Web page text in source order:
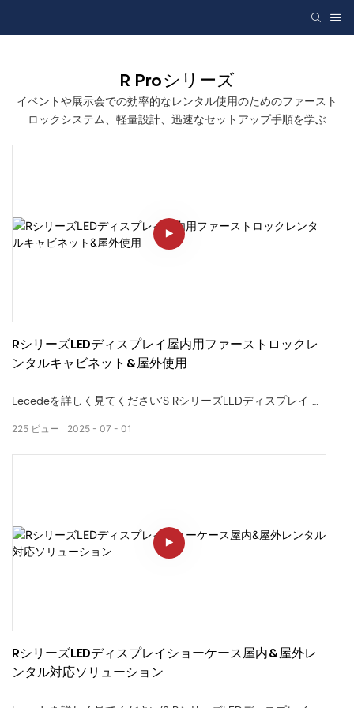
R Proシリーズ
イベントや展示会での効率的なレンタル使用のためのファースト
ロックシステム、軽量設計、迅速なセットアップ手順を学ぶ
RシリーズLEDディスプレイ屋内用ファーストロックレ
ンタルキャビネット&屋外使用
Lecedeを詳しく見てください’S RシリーズLEDディスプレイ —
タルディスプレイ。 このビデオでは、モジュラーキャビネット
構造、ファーストロックシステム、シームレスなスプライシン
✅軽量 & 耐久性のあるキャビネット
fastロックインストールシステム
2025 07 01
225 ビュー
RシリーズLEDディスプレイショーケース屋内&屋外レ
ンタル対応ソリューション